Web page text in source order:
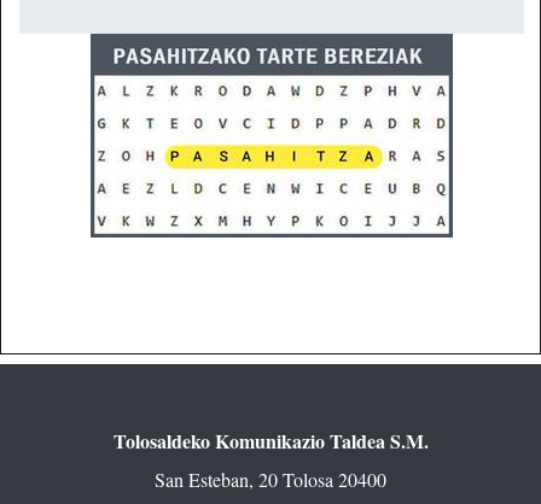
Tolosaldeko Komunikazio Taldea S.M.
San Esteban, 20 Tolosa 20400